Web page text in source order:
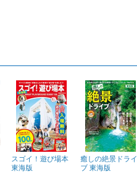
スゴイ！遊び場本
東海版
癒しの絶景ドライ
ブ 東海版